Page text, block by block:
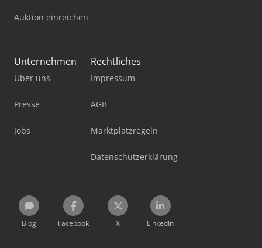
Auktion einreichen
Unternehmen
Über uns
Presse
Jobs
Rechtliches
Impressum
AGB
Marktplatzregeln
Datenschutzerklärung
Blog Facebook X LinkedIn